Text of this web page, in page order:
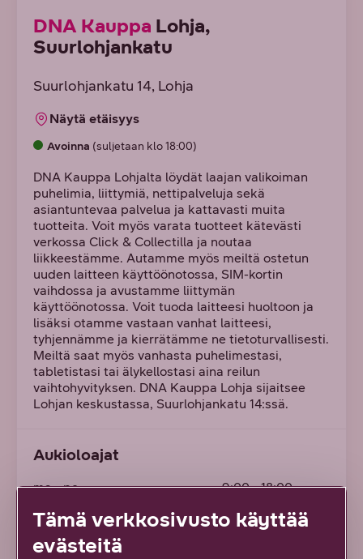
DNA Kauppa Lohja,
Suurlohjankatu
Suurlohjankatu 14, Lohja
Näytä etäisyys
Avoinna (suljetaan klo 18:00)
DNA Kauppa Lohjalta löydät laajan valikoiman
puhelimia, liittymiä, nettipalveluja sekä
asiantuntevaa palvelua ja kattavasti muita
tuotteita. Voit myös varata tuotteet kätevästi
verkossa Click & Collectilla ja noutaa
liikkeestämme. Autamme myös meiltä ostetun
uuden laitteen käyttöönotossa, SIM-kortin
vaihdossa ja avustamme liittymän
käyttöönotossa. Voit tuoda laitteesi huoltoon ja
lisäksi otamme vastaan vanhat laitteesi,
tyhjennämme ja kierrätämme ne tietoturvallisesti.
Meiltä saat myös vanhasta puhelimestasi,
tabletistasi tai älykellostasi aina reilun
vaihtohyvityksen. DNA Kauppa Lohja sijaitsee
Lohjan keskustassa, Suurlohjankatu 14:ssä.
Aukioloajat
ma- pe
9:00 - 18:00
la
9:00 - 14:00
Tämä verkkosivusto käyttää
evästeitä